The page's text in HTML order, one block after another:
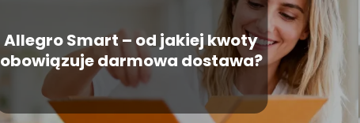
Allegro Smart – od jakiej kwoty
obowiązuje darmowa dostawa?